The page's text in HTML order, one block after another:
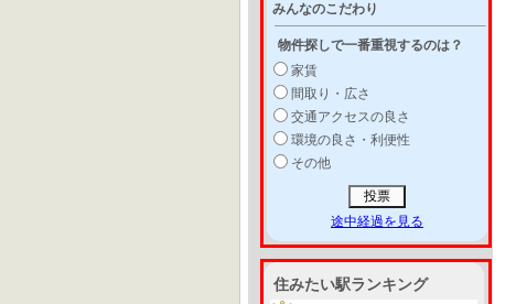
みんなのこだわり
物件探しで一番重視するのは？
家賃
間取り・広さ
交通アクセスの良さ
環境の良さ・利便性
その他
途中経過を見る
住みたい駅ランキング